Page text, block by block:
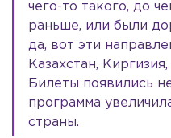
чего-то такого, до
раньше, или были
да, вот эти
Казахстан,
Билеты появились
программа
страны.